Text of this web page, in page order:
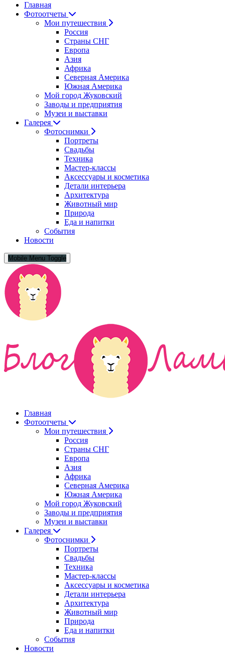
Главная
Фотоотчеты
Мои путешествия
Россия
Страны СНГ
Европа
Азия
Африка
Северная Америка
Южная Америка
Мой город Жуковский
Заводы и предприятия
Музеи и выставки
Галерея
Фотоснимки
Портреты
Свадьбы
Техника
Мастер-классы
Аксессуары и косметика
Детали интерьера
Архитектура
Животный мир
Природа
Еда и напитки
События
Новости
Mobile Menu Toggle
Главная
Фотоотчеты
Мои путешествия
Россия
Страны СНГ
Европа
Азия
Африка
Северная Америка
Южная Америка
Мой город Жуковский
Заводы и предприятия
Музеи и выставки
Галерея
Фотоснимки
Портреты
Свадьбы
Техника
Мастер-классы
Аксессуары и косметика
Детали интерьера
Архитектура
Животный мир
Природа
Еда и напитки
События
Новости